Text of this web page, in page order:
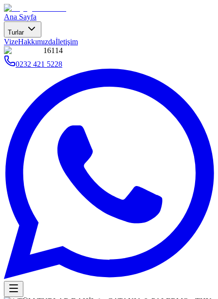
Ana Sayfa
Turlar
VizeHakkımızdaİletişim
16114
0232 421 5228